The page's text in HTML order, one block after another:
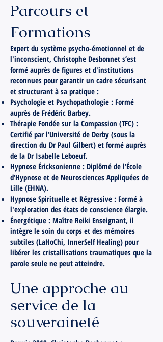
Parcours et
Formations
Expert du système psycho-émotionnel et de
l'inconscient, Christophe Desbonnet s’est
formé auprès de figures et d'institutions
reconnues pour garantir un cadre sécurisant
et structurant à sa pratique :
Psychologie et Psychopathologie : Formé
auprès de Frédéric Barbey.
Thérapie Fondée sur la Compassion (TFC) :
Certifié par l’Université de Derby (sous la
direction du Dr Paul Gilbert) et formé auprès
de la Dr Isabelle Leboeuf.
Hypnose Éricksonienne : Diplômé de l’École
d’Hypnose et de Neurosciences Appliquées de
Lille (EHNA).
Hypnose Spirituelle et Régressive : Formé à
l'exploration des états de conscience élargie.
Énergétique : Maître Reiki Enseignant, il
intègre le soin du corps et des mémoires
subtiles (LaHoChi, InnerSelf Healing) pour
libérer les cristallisations traumatiques que la
parole seule ne peut atteindre.
Une approche au
service de la
souveraineté